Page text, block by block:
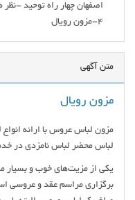
اصفهان چهار راه توحید -
4-مزون رویال
متن آگهی
مزون رویال
مزون لباس عروس با ارائه
لباس محضر لباس نامزدی در
یکی از مزیت‌های خوب و بسیار
برگزاری مراسم عقد و عروسی